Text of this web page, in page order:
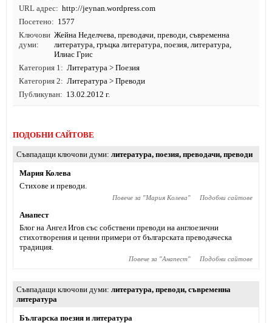
URL адрес
http://jeynan.wordpress.com
Посетено
1577
Ключови
думи
Жейна Неделчева, преводачи, преводи, съвременна
литература, гръцка литература, поезия, литература,
Илиас Грис
Категория 1
Литература > Поезия
Категория 2
Литература > Преводи
Публикуван
13.02.2012 г.
ПОДОБНИ САЙТОВЕ
Съвпадащи ключови думи литература, поезия, преводачи, преводи
Мария Колева
Стихове и преводи.
Повече за "Мария Колева" Подобни сайтове
Анапест
Блог на Ангел Игов със собствени преводи на англоезични
стихотворения и ценни примери от българската преводаческа
традиция.
Повече за "Анапест" Подобни сайтове
Съвпадащи ключови думи литература, преводи, съвременна
литература
Българска поезия и литература